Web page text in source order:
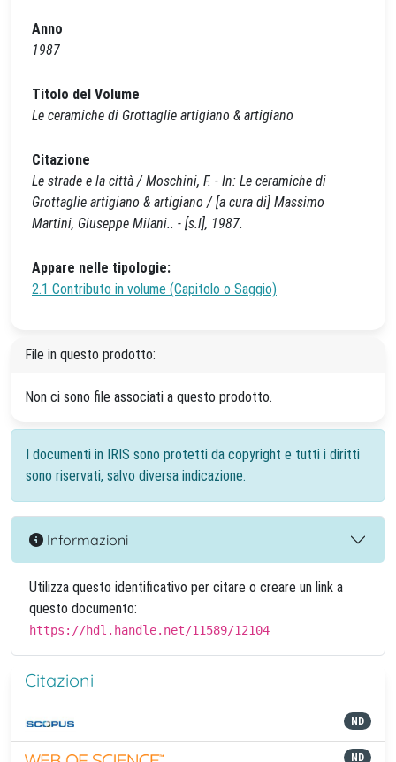
Anno
1987
Titolo del Volume
Le ceramiche di Grottaglie artigiano & artigiano
Citazione
Le strade e la città / Moschini, F. - In: Le ceramiche di
Grottaglie artigiano & artigiano / [a cura di] Massimo
Martini, Giuseppe Milani.. - [s.l], 1987.
Appare nelle tipologie:
2.1 Contributo in volume (Capitolo o Saggio)
File in questo prodotto:
Non ci sono file associati a questo prodotto.
I documenti in IRIS sono protetti da copyright e tutti i diritti
sono riservati, salvo diversa indicazione.
Informazioni
Utilizza questo identificativo per citare o creare un link a
questo documento:
https://hdl.handle.net/11589/12104
Citazioni
ND
ND